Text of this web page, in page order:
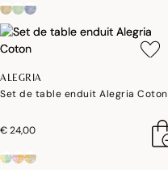
ALEGRIA
Set de table enduit Alegria Coton
€ 24,00